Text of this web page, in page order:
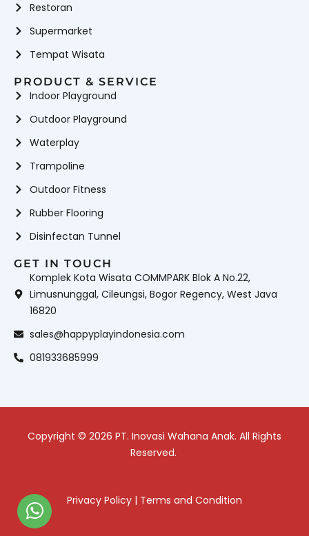
Restoran
Supermarket
Tempat Wisata
PRODUCT & SERVICE
Indoor Playground
Outdoor Playground
Waterplay
Trampoline
Outdoor Fitness
Rubber Flooring
Disinfectan Tunnel
GET IN TOUCH
Komplek Kota Wisata COMMPARK Blok A No.22,
Limusnunggal, Cileungsi, Bogor Regency, West Java
16820
sales@happyplayindonesia.com
081933685999
Copyright © 2026 PT. Inovasi Wahana Anak. All Rights
Reserved.
Privacy Policy | Terms and Condition